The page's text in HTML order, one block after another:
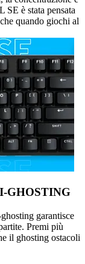
è stata pensata
quando giochi al
GHOSTING
garantisce
Premi più
il ghosting ostacoli